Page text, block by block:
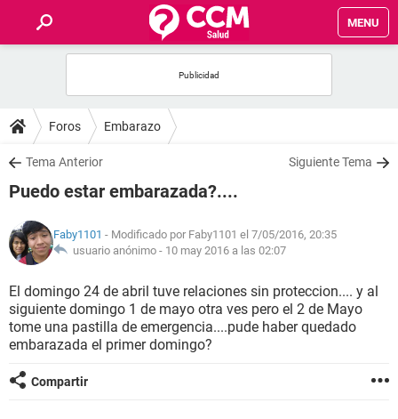
MENU
FOROS
SALUD
NUTRICIÓN
BIENESTAR
SEXUALIDAD
GLOSARIO
Foros Embarazo
Tema Anterior Siguiente Tema
Puedo estar embarazada?....
Faby1101 - Modificado por Faby1101 el 7/05/2016, 20:35
usuario anónimo - 10 may 2016 a las 02:07
El domingo 24 de abril tuve relaciones sin proteccion.... y al
siguiente domingo 1 de mayo otra ves pero el 2 de Mayo
tome una pastilla de emergencia....pude haber quedado
embarazada el primer domingo?
Compartir